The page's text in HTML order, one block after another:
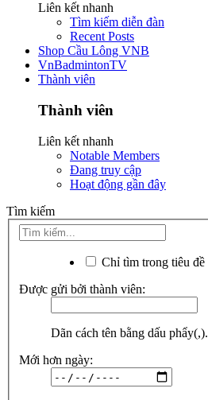
Liên kết nhanh
Tìm kiếm diễn đàn
Recent Posts
Shop Cầu Lông VNB
VnBadmintonTV
Thành viên
Thành viên
Liên kết nhanh
Notable Members
Đang truy cập
Hoạt động gần đây
Tìm kiếm
Chỉ tìm trong tiêu đề
Được gửi bởi thành viên:
Dãn cách tên bằng dấu phẩy(,).
Mới hơn ngày: